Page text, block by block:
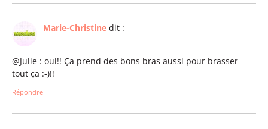
Marie-Christine dit :
@Julie : oui!! Ça prend des bons bras aussi pour brasser
tout ça :-)!!
Répondre